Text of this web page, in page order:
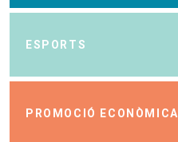
ESPORTS
PROMOCIÓ ECONÒMICA